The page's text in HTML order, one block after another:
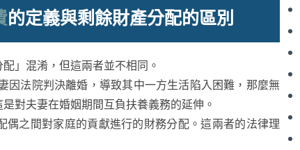
的定義與剩餘財產分配的區別
」混淆，但這兩者並不相同。
因法院判決離婚，導致其中一方生活陷入困難，那麼無
對夫妻在婚姻期間互負扶養義務的延伸。
偶之間對家庭的貢獻進行的財務分配。這兩者的法律理